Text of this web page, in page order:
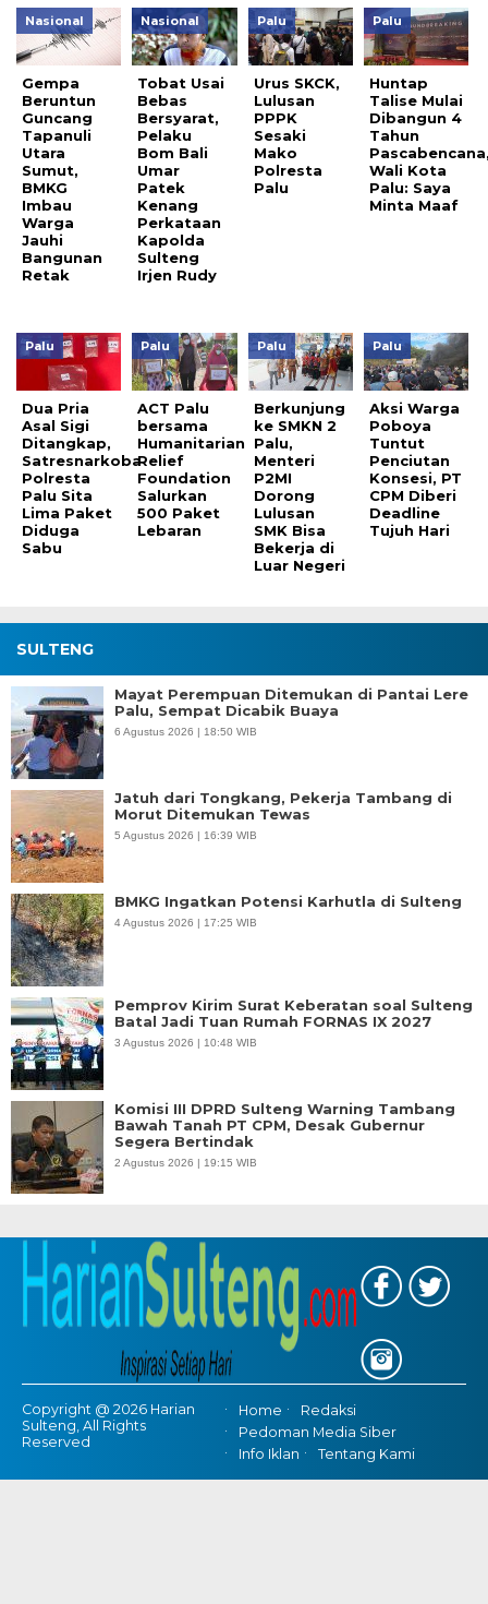
Nasional
Gempa
Beruntun
Guncang
Tapanuli
Utara
Sumut,
BMKG
Imbau
Warga
Jauhi
Bangunan
Retak
Nasional
Tobat Usai
Bebas
Bersyarat,
Pelaku
Bom Bali
Umar
Patek
Kenang
Perkataan
Kapolda
Sulteng
Irjen Rudy
Palu
Urus SKCK,
Lulusan
PPPK
Sesaki
Mako
Polresta
Palu
Palu
Huntap
Talise Mulai
Dibangun 4
Tahun
Wali Kota
Palu: Saya
Minta Maaf
Palu
Dua Pria
Asal Sigi
Ditangkap,
Satresnarkoba
Polresta
Palu Sita
Lima Paket
Diduga
Sabu
Palu
ACT Palu
bersama
Humanitarian
Relief
Foundation
Salurkan
500 Paket
Lebaran
Palu
Berkunjung
ke SMKN 2
Palu,
Menteri
P2MI
Dorong
Lulusan
SMK Bisa
Bekerja di
Luar Negeri
Palu
Aksi Warga
Poboya
Tuntut
Penciutan
Konsesi, PT
CPM Diberi
Deadline
Tujuh Hari
SULTENG
Mayat Perempuan Ditemukan di Pantai Lere
Palu, Sempat Dicabik Buaya
6 Agustus 2026 | 18:50 WIB
Jatuh dari Tongkang, Pekerja Tambang di
Morut Ditemukan Tewas
5 Agustus 2026 | 16:39 WIB
BMKG Ingatkan Potensi Karhutla di Sulteng
4 Agustus 2026 | 17:25 WIB
Pemprov Kirim Surat Keberatan soal Sulteng
Batal Jadi Tuan Rumah FORNAS IX 2027
3 Agustus 2026 | 10:48 WIB
Komisi III DPRD Sulteng Warning Tambang
Bawah Tanah PT CPM, Desak Gubernur
Segera Bertindak
2 Agustus 2026 | 19:15 WIB
Copyright @ 2026 Harian
Sulteng, All Rights
Reserved
Home
Redaksi
Pedoman Media Siber
Info Iklan
Tentang Kami